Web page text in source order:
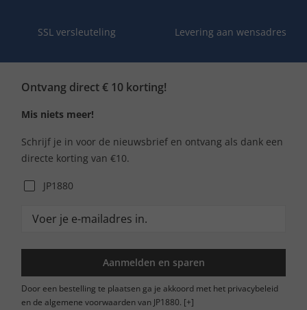
SSL versleuteling Levering aan wensadres
Ontvang direct € 10 korting!
Mis niets meer!
Schrijf je in voor de nieuwsbrief en ontvang als dank een
directe korting van €10.
JP1880
Aanmelden en sparen
Door een bestelling te plaatsen ga je akkoord met het privacybeleid
en de algemene voorwaarden van JP1880. [+]